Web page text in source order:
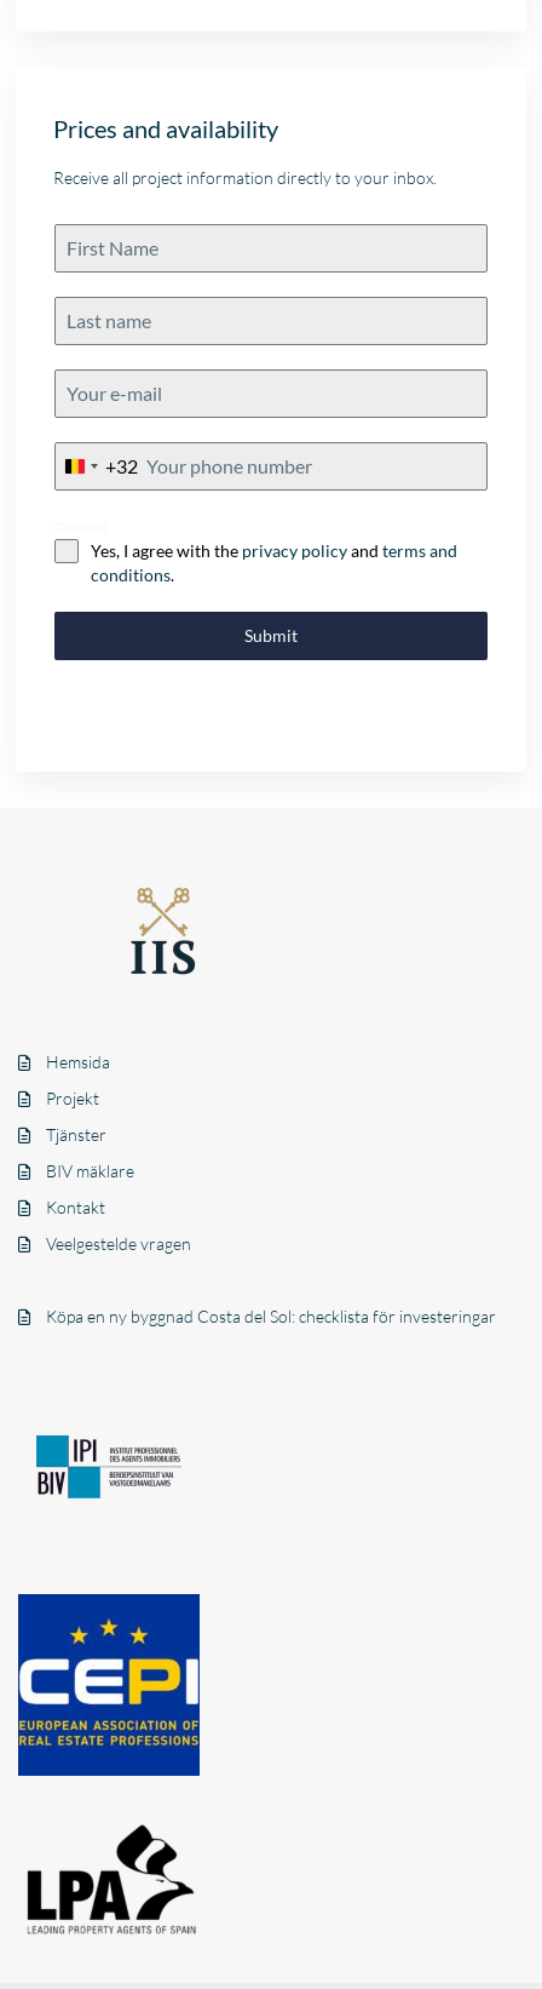
Prices and availability
Receive all project information directly to your inbox.
Belgium
+32
Yes, I agree with the privacy policyandterms and
conditions.
Submit
Hemsida
Projekt
Tjänster
BIV mäklare
Kontakt
Veelgestelde vragen
Köpa en ny byggnad Costa del Sol: checklista för investeringar